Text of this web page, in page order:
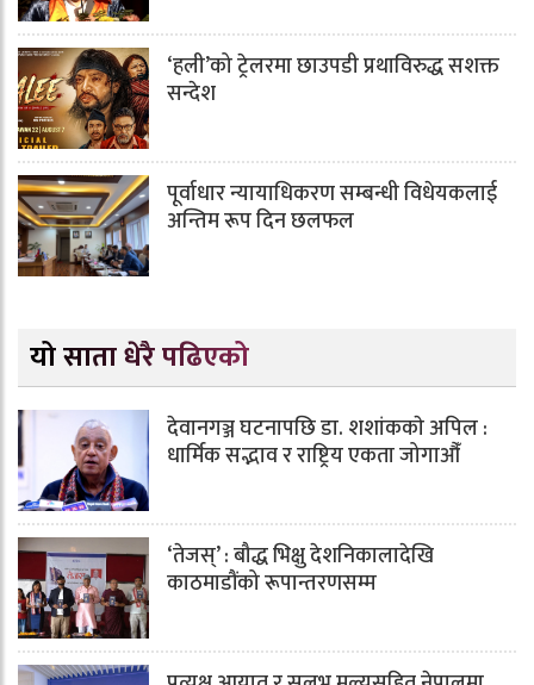
‘हली’को ट्रेलरमा छाउपडी प्रथाविरुद्ध सशक्त
सन्देश
पूर्वाधार न्यायाधिकरण सम्बन्धी विधेयकलाई
अन्तिम रूप दिन छलफल
यो साता धेरै पढिएको
देवानगञ्ज घटनापछि डा. शशांककाे अपिल :
धार्मिक सद्भाव र राष्ट्रिय एकता जोगाऔँ
‘तेजस्’ : बौद्ध भिक्षु देशनिकालादेखि
काठमाडौंको रूपान्तरणसम्म